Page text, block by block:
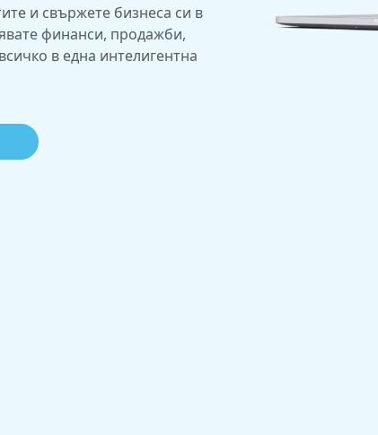
и свържете бизнеса си в
финанси, продажби,
в една интелигентна